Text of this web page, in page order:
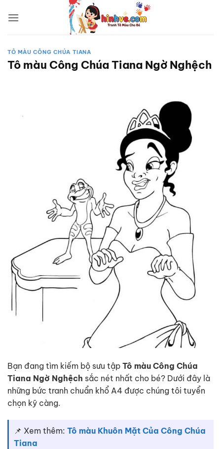
qua
TÔ MÀU CÔNG CHÚA TIANA
Tô màu Công Chúa Tiana Ngờ Nghệch
Bạn đang tìm kiếm bộ sưu tập Tô màu Công Chúa
Tiana Ngờ Nghệch sắc nét nhất cho bé? Dưới đây là
những bức tranh chuẩn khổ A4 được chúng tôi tuyển
chọn kỹ càng.
📌 Xem thêm: Tô màu Khuôn Mặt Của Công Chúa
Tiana